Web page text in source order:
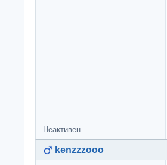
Неактивен
kenzzzooo